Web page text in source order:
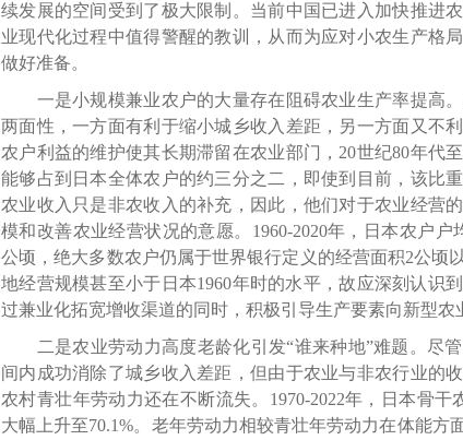
续发展的空间受到了极大限制。当前中国已进入加快推进
业现代化过程中值得警醒的教训，从而为应对小农生产格
做好准备。
一是小规模兼业农户的大量存在阻碍农业生产率提高。
两面性，一方面有利于缩小城乡收入差距，另一方面又不
农户利益的维护使其长期滞留在农业部门，20世纪80年代
能够占到日本全体农户的约三分之二，即使到目前，该比
农业收入只是非农收入的补充，因此，他们对于农业经营
模和改善农业经营状况的意愿。1960-2020年，日本农户户
公顷，绝大多数农户仍属于世界银行定义的经营面积2公顷
地经营规模甚至小于日本1960年时的水平，故应深刻认识
过兼业化拓宽增收渠道的同时，积极引导生产要素向新型农
二是农业劳动力高度老龄化引发“谁来种地”难题。尽
间内成功消除了城乡收入差距，但由于农业与非农行业的
农村青壮年劳动力还在不断流失。1970-2022年，日本骨干
大幅上升至70.1%。老年劳动力相较青壮年劳动力在体能方